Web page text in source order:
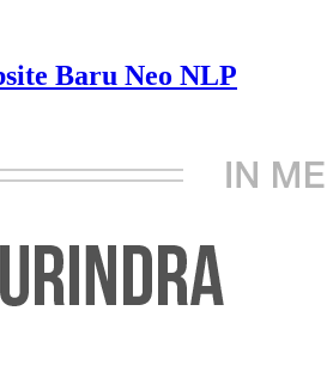
Baru Neo NLP